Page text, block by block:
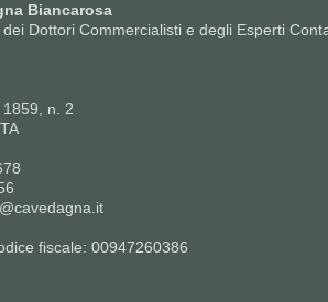
Biancarosa
Dottori Commercialisti e degli Esperti
n. 2
fiscale: 00947260386